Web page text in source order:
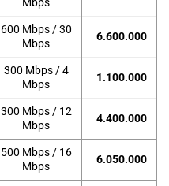
Mbps
600 Mbps / 30
Mbps
6.600.000
300 Mbps / 4
Mbps
1.100.000
300 Mbps / 12
Mbps
4.400.000
500 Mbps / 16
Mbps
6.050.000